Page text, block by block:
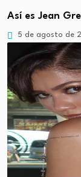
Así es Jean
5 de agosto de